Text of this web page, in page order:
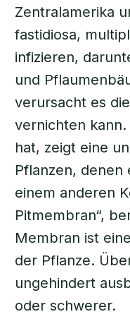
Zentralamerika
fastidiosa,
infizieren,
und
verursacht es
vernichten
hat, zeigt eine
Pflanzen, denen
einem anderen
Pitmembran“,
Membran ist
der Pflanze.
ungehindert
oder schwerer.